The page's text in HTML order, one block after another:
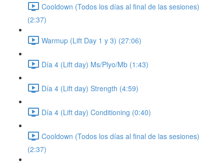
Cooldown (Todos los días al final de las sesiones)
(2:37)
Warmup (Lift Day 1 y 3) (27:06)
Día 4 (Lift day) Ms/Plyo/Mb (1:43)
Día 4 (Lift day) Strength (4:59)
Día 4 (Lift day) Conditioning (0:40)
Cooldown (Todos los días al final de las sesiones)
(2:37)